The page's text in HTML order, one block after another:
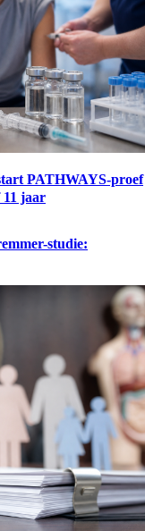
PATHWAYS-proef
11 jaar
studie: